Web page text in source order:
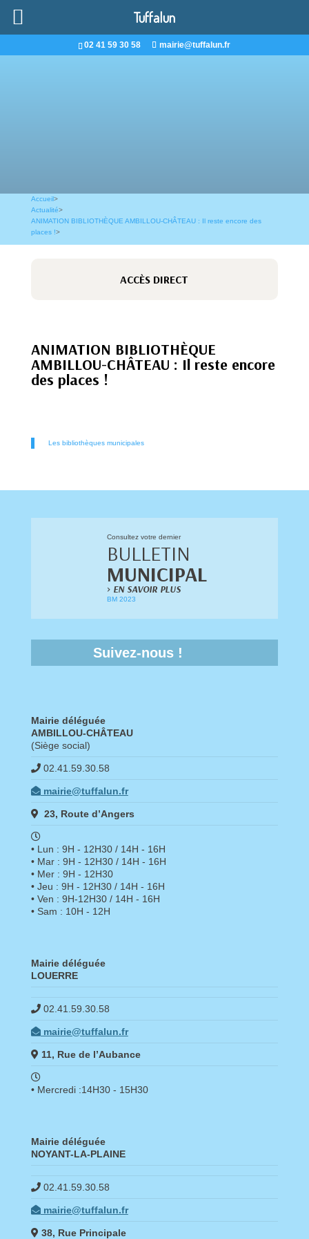
02 41 59 30 58 mairie@tuffalun.fr
Accueil>
Actualité>
ANIMATION BIBLIOTHÈQUE AMBILLOU-CHÂTEAU : Il reste encore des
places !>
ACCÈS DIRECT
ANIMATION BIBLIOTHÈQUE
AMBILLOU-CHÂTEAU : Il reste encore
des places !
Les bibliothèques municipales
Consultez votre dernier
BULLETIN
MUNICIPAL
> EN SAVOIR PLUS
BM 2023
Suivez-nous !
Mairie déléguée
AMBILLOU-CHÂTEAU
(Siège social)
02.41.59.30.58
mairie@tuffalun.fr
23, Route d’Angers
• Lun : 9H - 12H30 / 14H - 16H
• Mar : 9H - 12H30 / 14H - 16H
• Mer : 9H - 12H30
• Jeu : 9H - 12H30 / 14H - 16H
• Ven : 9H-12H30 / 14H - 16H
• Sam : 10H - 12H
Mairie déléguée
LOUERRE
02.41.59.30.58
mairie@tuffalun.fr
11, Rue de l’Aubance
• Mercredi :14H30 - 15H30
Mairie déléguée
NOYANT-LA-PLAINE
02.41.59.30.58
mairie@tuffalun.fr
38, Rue Principale
Tuffalun